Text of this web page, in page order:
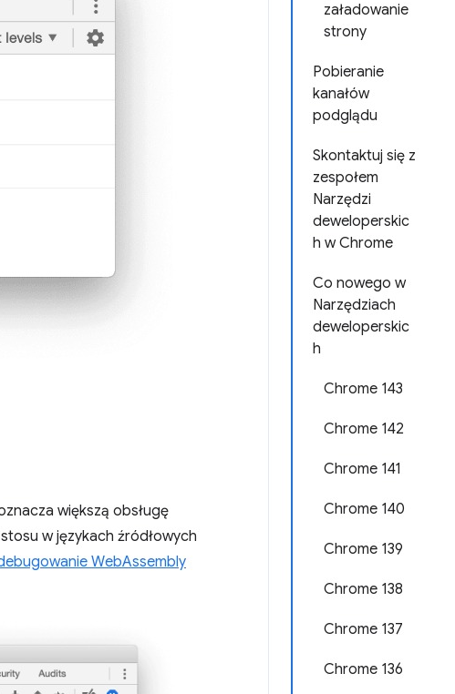
załadowanie
strony
Pobieranie
kanałów
podglądu
Skontaktuj się z
zespołem
Narzędzi
deweloperskic
h w Chrome
Co nowego w
Narzędziach
deweloperskic
h
Chrome 143
Chrome 142
Chrome 141
Chrome 140
Chrome 139
Chrome 138
Chrome 137
Chrome 136
większą obsługę
w językach źródłowych
WebAssembly